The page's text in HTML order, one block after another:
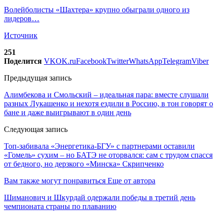
Волейболисты «Шахтера» крупно обыграли одного из
лидеров…
Источник
251
Поделится VKOK.ruFacebookTwitterWhatsAppTelegramViber
Предыдущая запись
Алимбекова и Смольский – идеальная пара: вместе слушали
разных Лукашенко и нехотя ездили в Россию, в тон говорят о
бане и даже выигрывают в один день
Следующая запись
Топ-забивала «Энергетика-БГУ» с партнерами оставили
«Гомель» сухим – но БАТЭ не оторвался: сам с трудом спасся
от бедного, но дерзкого «Минска» Скрипченко
Вам также могут понравиться Еще от автора
Шиманович и Шкурдай одержали победы в третий день
чемпионата страны по плаванию